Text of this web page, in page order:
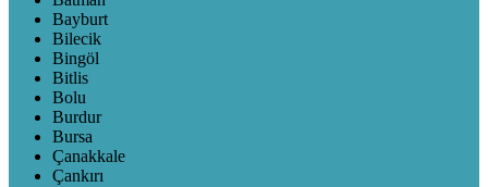
Bayburt
Bilecik
Bingöl
Bitlis
Bolu
Burdur
Bursa
Çanakkale
Çankırı